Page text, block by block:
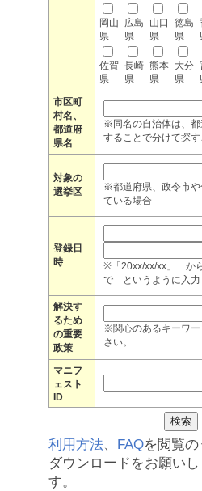
岡山
県
広島
県
山口
県
徳島
県
佐賀
県
長崎
県
熊本
県
大分
県
市区町
村名、
都道府
県名
※同名の自治体は、
することで分けて探す
対象の
選挙区
※都道府県、政令市
ている場合
登録日
時
※「20xx/xx/xx」 か
で というように入力
解決す
るため
の重要
政策
※関心のあるキーワ
さい。
マニフ
ェスト
ID
利用方法、 FAQを閲覧の
ダウンロードをお願いし
す。